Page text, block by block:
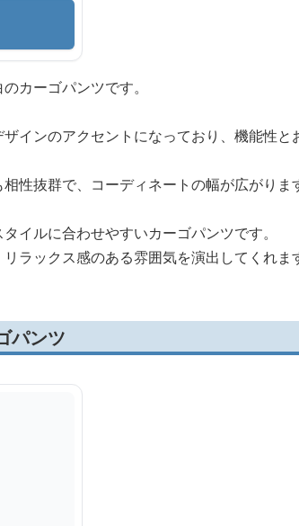
カーゴパンツです。
インのアクセントになっており、機能性
性抜群で、コーディネートの幅が広がりま
イルに合わせやすいカーゴパンツです。
ラックス感のある雰囲気を演出してくれま
パンツ